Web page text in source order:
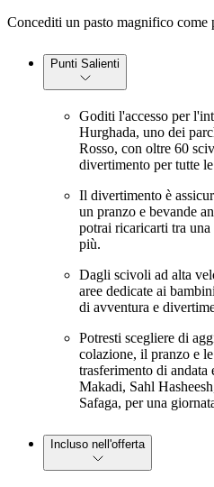
Concediti un pasto magnifico come
Punti Salienti
Goditi l'accesso per
Hurghada, uno dei
Rosso, con oltre 60
divertimento per tutte le
Il divertimento è
un pranzo e bevande
potrai ricaricarti tra una
più.
Dagli scivoli ad alta
aree dedicate ai
di avventura e
Potresti scegliere di
colazione, il pranzo e
trasferimento di
Makadi, Sahl
Safaga, per una
Incluso nell'offerta